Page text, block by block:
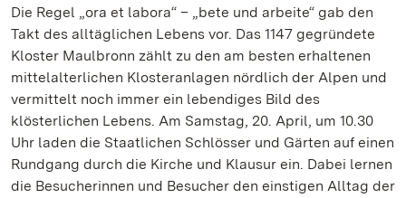
Die Regel „ora et labora“ – „bete und arbeite“ gab den
Takt des alltäglichen Lebens vor. Das 1147 gegründete
Kloster Maulbronn zählt zu den am besten erhaltenen
mittelalterlichen Klosteranlagen nördlich der Alpen und
vermittelt noch immer ein lebendiges Bild des
klösterlichen Lebens. Am Samstag, 20. April, um 10.30
Uhr laden die Staatlichen Schlösser und Gärten auf einen
Rundgang durch die Kirche und Klausur ein. Dabei lernen
die Besucherinnen und Besucher den einstigen Alltag der